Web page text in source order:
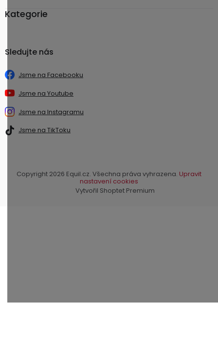
Kategorie
Sledujte nás
Jsme na Facebooku
Jsme na Youtube
Jsme na Instagramu
Jsme na TikToku
Vytvořil Shoptet Premium
Copyright 2026 Equil.cz. Všechna práva vyhrazena. Upravit
nastavení cookies